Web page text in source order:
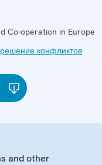
Co-operation in Europe
конфликтов
and other